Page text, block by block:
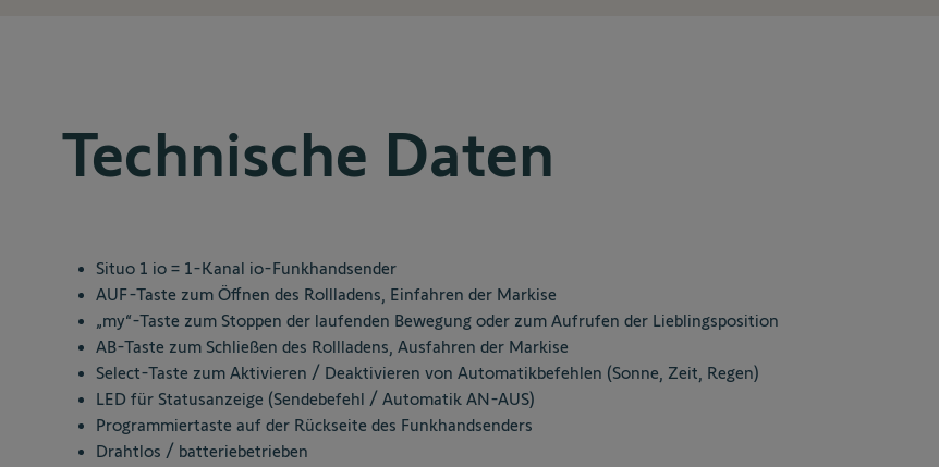
Technische Daten
Situo 1 io = 1-Kanal io-Funkhandsender
AUF-Taste zum Öffnen des Rollladens, Einfahren der Markise
„my“-Taste zum Stoppen der laufenden Bewegung oder zum Aufrufen der Lieblingsposition
AB-Taste zum Schließen des Rollladens, Ausfahren der Markise
Select-Taste zum Aktivieren / Deaktivieren von Automatikbefehlen (Sonne, Zeit, Regen)
LED für Statusanzeige (Sendebefehl / Automatik AN-AUS)
Programmiertaste auf der Rückseite des Funkhandsenders
Drahtlos / batteriebetrieben